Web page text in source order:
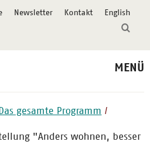
Newsletter Kontakt English
MENÜ
gesamte Programm
"Anders wohnen, besser